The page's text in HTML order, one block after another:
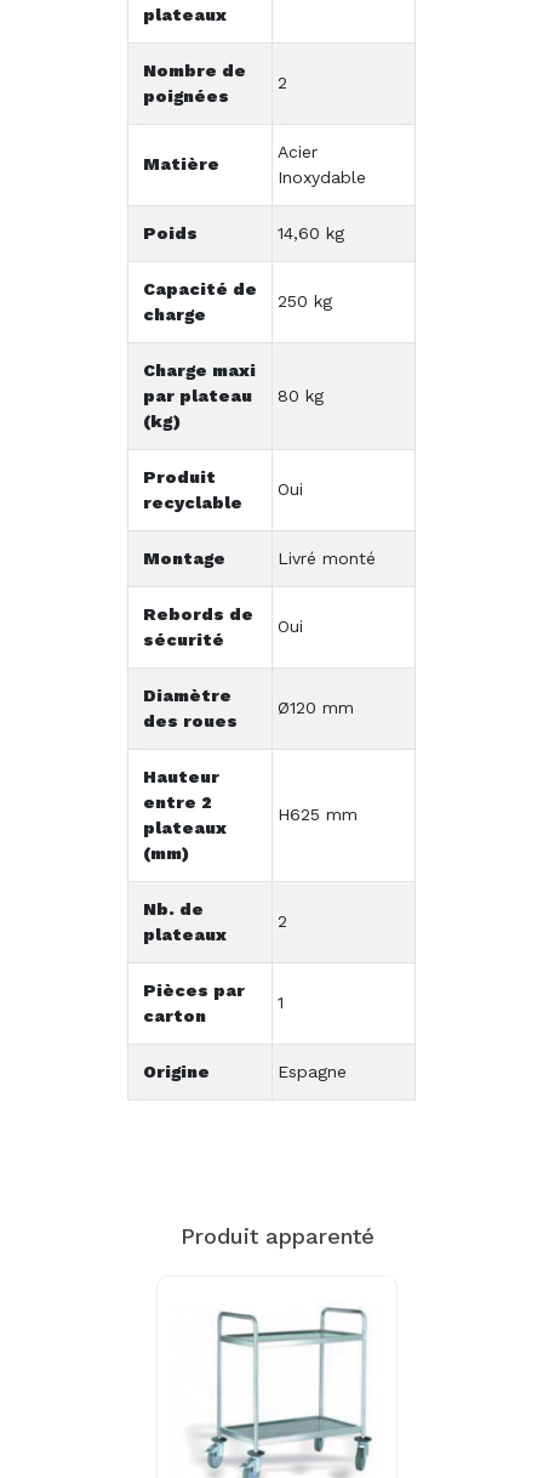
plateaux
Nombre de
poignées
2
Matière
Acier
Inoxydable
Poids 14,60 kg
Capacité de
charge
250 kg
Charge maxi
par plateau
(kg)
80 kg
Produit
recyclable
Oui
Montage Livré monté
Rebords de
sécurité
Oui
Diamètre
des roues
Ø120 mm
Hauteur
entre 2
plateaux
(mm)
H625 mm
Nb. de
plateaux
2
Pièces par
carton
1
Origine Espagne
Produit apparenté